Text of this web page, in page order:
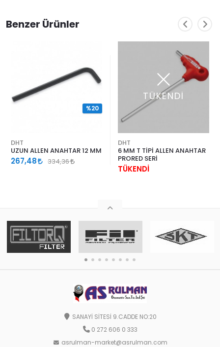
Benzer Ürünler
DHT
UZUN ALLEN ANAHTAR 12 MM
267,48 334,36
%20
TÜKENDİ
DHT
6 MM T TİPİ ALLEN ANAHTAR
PRORED SERİ
TÜKENDİ
SANAYİ SİTESİ 9.CADDE NO:20
0 272 606 0 333
asrulman-market@asrulman.com